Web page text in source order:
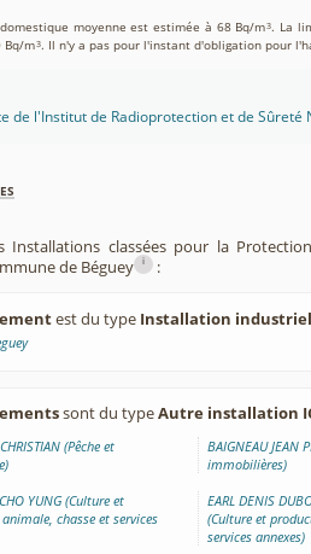
moyenne est estimée à 68 Bq/m3. La
Bq/m3. Il n'y a pas pour l'instant d'obligation pour
de l'Institut de Radioprotection et de Sûreté
Installations classées pour la
de Béguey
i :
est du type Installation
sont du typeAutre installation
(Pêche et
BAIGNEAU JEAN
immobilières)
YUNG (Culture et
chasse et services
EARL DENIS
(Culture et
services annexes)